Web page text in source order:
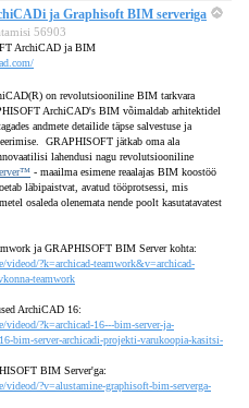
ja Graphisoft BIM serveriga
56903
ArchiCAD ja BIM
on revolutsiooniline BIM tarkvara
ArchiCAD's BIM võimaldab arhitektidel
andmete detailide täpse salvestuse ja
GRAPHISOFT jätkab oma ala
lahendusi nagu revolutsiooniline
- maailma esimene reaalajas BIM koostöö
läbipaistvat, avatud tööprotsessi, mis
osaleda olenemata nende poolt kasutatavatest
ja GRAPHISOFT BIM Server kohta:
videod/?k=archicad-teamwork&v=archicad-
teamwork
ArchiCAD 16:
videod/?k=archicad-16---bim-server-ja-
bim-server-archicadi-projekti-varukoopia-kasitsi-
BIM Server'ga:
videod/?v=alustamine-graphisoft-bim-serverga-